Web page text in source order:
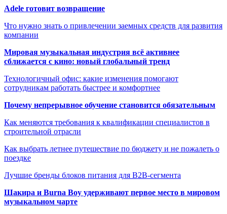
Adele готовит возвращение
Что нужно знать о привлечении заемных средств для развития
компании
Мировая музыкальная индустрия всё активнее
сближается с кино: новый глобальный тренд
Технологичный офис: какие изменения помогают
сотрудникам работать быстрее и комфортнее
Почему непрерывное обучение становится обязательным
Как меняются требования к квалификации специалистов в
строительной отрасли
Как выбрать летнее путешествие по бюджету и не пожалеть о
поездке
Лучшие бренды блоков питания для B2B-сегмента
Шакира и Burna Boy удерживают первое место в мировом
музыкальном чарте